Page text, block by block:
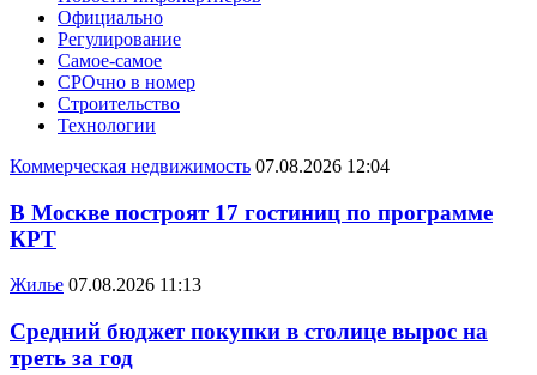
Официально
Регулирование
Самое-самое
СРОчно в номер
Строительство
Технологии
Коммерческая недвижимость 07.08.2026 12:04
В Москве построят 17 гостиниц по программе
КРТ
Жилье 07.08.2026 11:13
Средний бюджет покупки в столице вырос на
треть за год